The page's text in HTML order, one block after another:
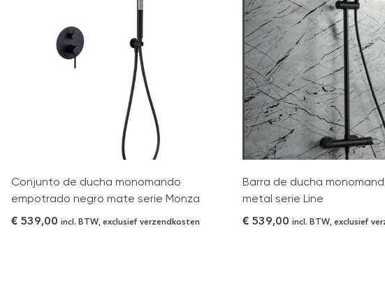
Conjunto de ducha monomando
empotrado negro mate serie Monza
€ 539,00 incl. BTW, exclusief verzendkosten
Barra de ducha
metal serie Line
€ 539,00 incl. BTW, exclusief